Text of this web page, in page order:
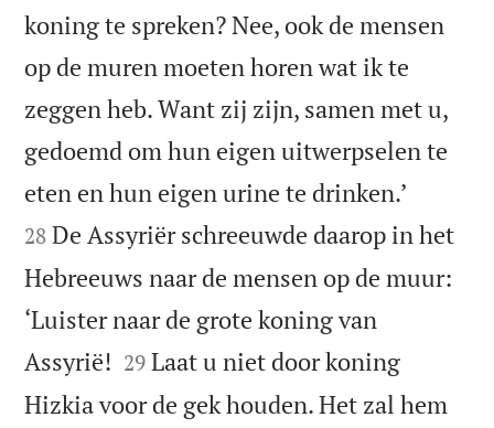
koning te spreken? Nee, ook de mensen
op de muren moeten horen wat ik te
zeggen heb. Want zij zijn, samen met u,
gedoemd om hun eigen uitwerpselen te
eten en hun eigen urine te drinken.’
28 De Assyriër schreeuwde daarop in het
Hebreeuws naar de mensen op de muur:
‘Luister naar de grote koning van
Assyrië! 

29 Laat u niet door koning
Hizkia voor de gek houden. Het zal hem